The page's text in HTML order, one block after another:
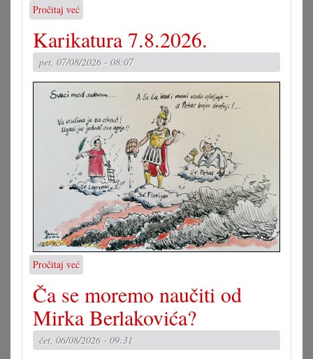
Pročitaj već
Izložba
i
fantastično
kazališće
u
Pandrofu
Karikatura 7.8.2026.
pet, 07/08/2026 - 08:07
Pročitaj već
Karikatura
7.8.2026.
Ča se moremo naučiti od
Mirka Berlakovića?
čet, 06/08/2026 - 09:31